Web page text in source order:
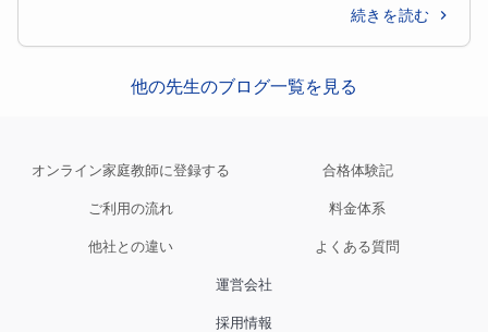
続きを読む
他の先生のブログ一覧を見る
オンライン家庭教師に登録する 合格体験記
ご利用の流れ 料金体系
他社との違い よくある質問
運営会社
採用情報